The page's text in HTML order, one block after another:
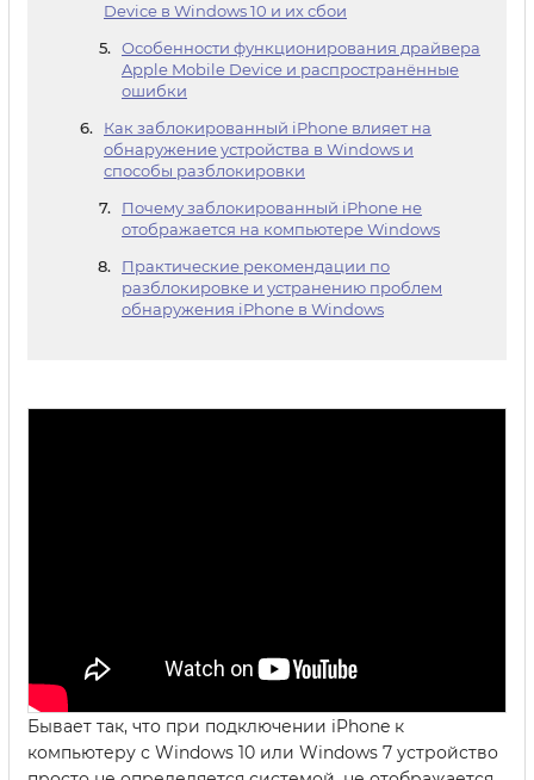
Device в Windows 10 и их сбои
Особенности функционирования драйвера
Apple Mobile Device и распространённые
ошибки
Как заблокированный iPhone влияет на
обнаружение устройства в Windows и
способы разблокировки
Почему заблокированный iPhone не
отображается на компьютере Windows
Практические рекомендации по
разблокировке и устранению проблем
обнаружения iPhone в Windows
Бывает так, что при подключении iPhone к
компьютеру с Windows 10 или Windows 7 устройство